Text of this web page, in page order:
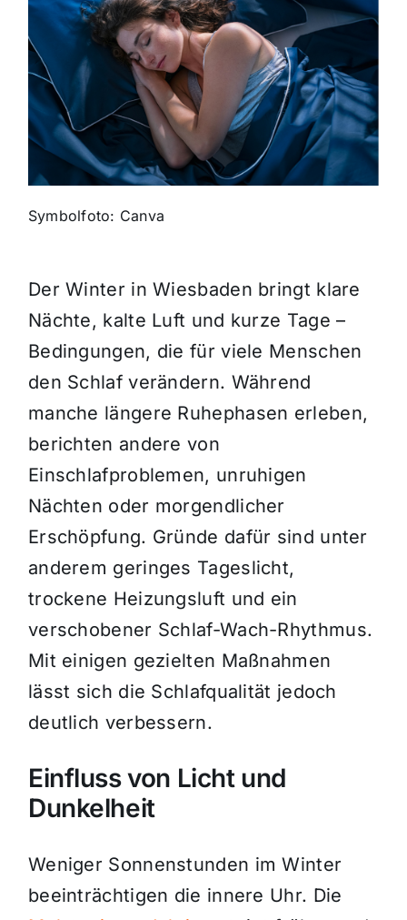
Gewinnspiele
Symbolfoto: Canva
Der Winter in Wiesbaden bringt klare
Nächte, kalte Luft und kurze Tage –
Bedingungen, die für viele Menschen
den Schlaf verändern. Während
manche längere Ruhephasen erleben,
berichten andere von
Einschlafproblemen, unruhigen
Nächten oder morgendlicher
Erschöpfung. Gründe dafür sind unter
anderem geringes Tageslicht,
trockene Heizungsluft und ein
verschobener Schlaf-Wach-Rhythmus.
Mit einigen gezielten Maßnahmen
lässt sich die Schlafqualität jedoch
deutlich verbessern.
Einfluss von Licht und
Dunkelheit
Weniger Sonnenstunden im Winter
beeinträchtigen die innere Uhr. Die